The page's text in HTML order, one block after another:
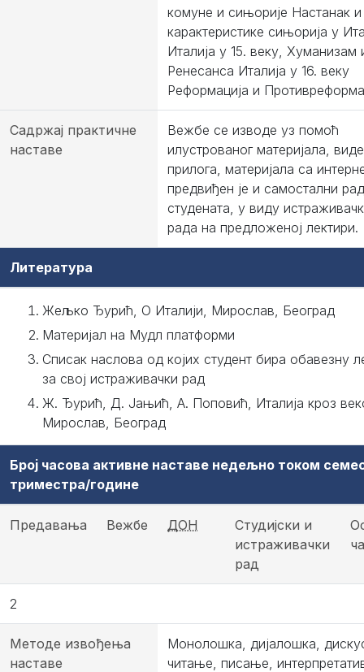
комуне и сињорије Настанак и
карактеристике сињорија у
Италија у 15. веку, Хуманизам
Ренесанса Италија у 16. веку
Реформација и
Садржај практичне
наставе
Вежбе се изводе уз помоћ
илустрованог материјала,
прилога, материјала са
предвиђен је и самостални рад
студената, у виду
рада на предложеној лектири.
Литература
Жељко Ђурић, О Италији, Мирослав, Београд
Материјал на Мудл платформи
Списак наслова од којих студент бира обавезну
за свој истраживачки рад
Ж. Ђурић, Д. Јањић, А. Поповић, Италија кроз
Мирослав, Београд
Број часова активне наставе недељно током
триместра/године
Предавања Вежбе ДОН
Студијски и
истраживачки
рад
2
Методе извођења
наставе
Монолошка, дијалошка,
читање, писање,